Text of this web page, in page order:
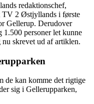
redaktionschef,
TV 2 Østjyllands i første
Gellerup. Derudover
1.500 personer let kunne
nu skrevet ud af artiklen.
de kan komme det rigtige
sig i Gellerupparken,